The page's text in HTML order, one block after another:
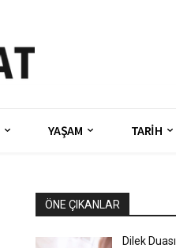
YAŞAM TARİH
ÖNE ÇIKANLAR
Dilek Duası